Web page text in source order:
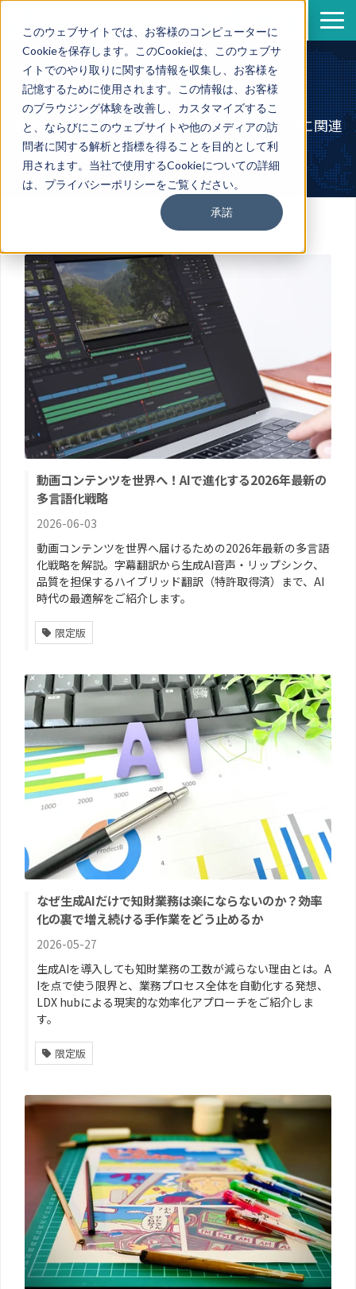
このウェブサイトでは、お客様のコンピューターに
Cookieを保存します。このCookieは、このウェブサ
イトでのやり取りに関する情報を収集し、お客様を
記憶するために使用されます。この情報は、お客様
のブラウジング体験を改善し、カスタマイズするこ
と、ならびにこのウェブサイトや他のメディアの訪
問者に関する解析と指標を得ることを目的として利
用されます。当社で使用するCookieについての詳細
は、プライバシーポリシーをご覧ください。
承諾
サービス
導入事例
資料一覧
セミナー情報
企業情報
翻訳ブログ
翻訳ブログ TransReed
翻訳・機械翻訳・ポストエディットなど翻訳に関連
する情報を発信
動画コンテンツを世界へ！AIで進化する2026年最新の
多言語化戦略
2026-06-03
動画コンテンツを世界へ届けるための2026年最新の多言語
化戦略を解説。字幕翻訳から生成AI音声・リップシンク、
品質を担保するハイブリッド翻訳（特許取得済）まで、AI
時代の最適解をご紹介します。
限定版
なぜ生成AIだけで知財業務は楽にならないのか？――効率
化の裏で増え続ける手作業をどう止めるか
2026-05-27
生成AIを導入しても知財業務の工数が減らない理由とは。A
Iを点で使う限界と、業務プロセス全体を自動化する発想、
LDX hubによる現実的な効率化アプローチをご紹介しま
す。
限定版